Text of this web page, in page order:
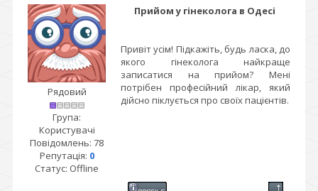
Рядовий
Група:
Користувачі
Повідомлень: 78
Репутація: 0
Статус: Offline
Прийом у гінеколога в Одесі
Привіт усім! Підкажіть, будь ласка, до
якого гінеколога найкраще
записатися на прийом? Мені
потрібен професійний лікар, який
дійсно піклується про своїх пацієнтів.